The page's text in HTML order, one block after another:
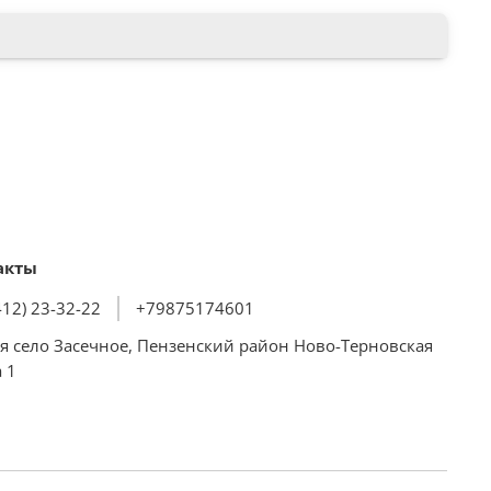
23-32-22
+79875174601
село Засечное, Пензенский район Ново-Терновская
1